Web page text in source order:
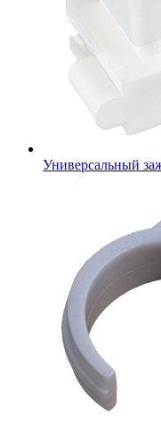
Универсальный